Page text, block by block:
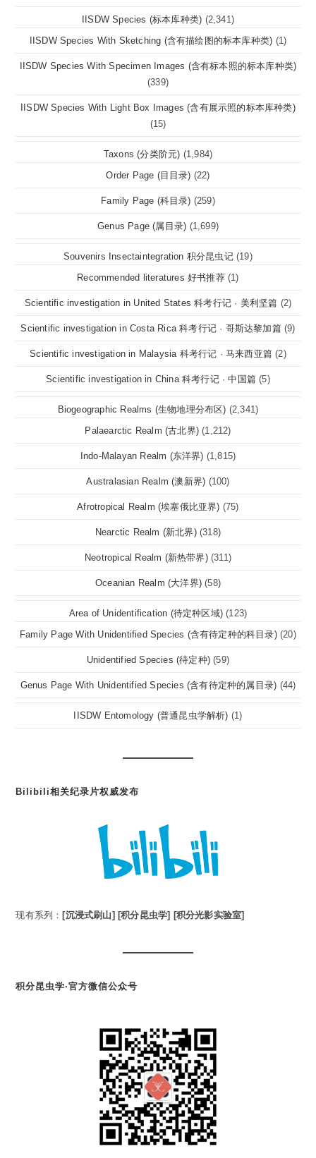
IISDW Species (标本库种类) (2,341)
IISDW Species With Sketching (含有描绘图的标本库种类) (1)
IISDW Species With Specimen Images (含有标本照的标本库种类)
(339)
IISDW Species With Light Box Images (含有展示照的标本库种类)
(15)
Taxons (分类阶元) (1,984)
Order Page (目目录) (22)
Family Page (科目录) (259)
Genus Page (属目录) (1,699)
Souvenirs Insectaintegration 积分昆虫记 (19)
Recommended literatures 好书推荐 (1)
Scientific investigation in United States 科考行记 · 美利坚篇 (2)
Scientific investigation in Costa Rica 科考行记 · 哥斯达黎加篇 (9)
Scientific investigation in Malaysia 科考行记 · 马来西亚篇 (2)
Scientific investigation in China 科考行记 · 中国篇 (5)
Biogeographic Realms (生物地理分布区) (2,341)
Palaearctic Realm (古北界) (1,212)
Indo-Malayan Realm (东洋界) (1,815)
Australasian Realm (澳新界) (100)
Afrotropical Realm (埃塞俄比亚界) (75)
Nearctic Realm (新北界) (318)
Neotropical Realm (新热带界) (311)
Oceanian Realm (大洋界) (58)
Area of Unidentification (待定种区域) (123)
Family Page With Unidentified Species (含有待定种的科目录) (20)
Unidentified Species (待定种) (59)
Genus Page With Unidentified Species (含有待定种的属目录) (44)
IISDW Entomology (普通昆虫学解析) (1)
Bilibili相关纪录片权威发布
现有系列： [沉浸式刷山] [积分昆虫学] [积分光影实验室]
积分昆虫学·官方微信公众号